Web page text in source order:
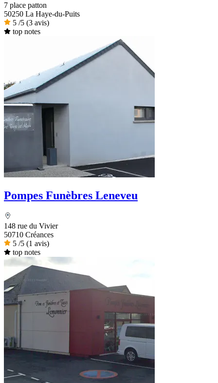
7 place patton
50250 La Haye-du-Puits
5 /5 (3 avis)
top notes
Pompes Funèbres Leneveu
148 rue du Vivier
50710 Créances
5 /5 (1 avis)
top notes